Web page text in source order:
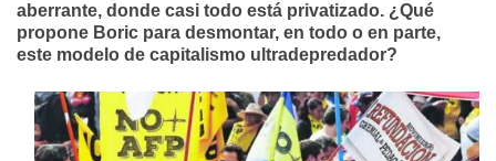
aberrante, donde casi todo está privatizado. ¿Qué
propone Boric para desmontar, en todo o en parte,
este modelo de capitalismo ultradepredador?